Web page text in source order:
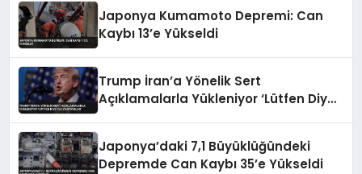
Japonya Kumamoto Depremi: Can
Kaybı 13’e Yükseldi
Trump İran’a Yönelik Sert
Açıklamalarla Yükleniyor ‘Lütfen Diye
Japonya’daki 7,1 Büyüklüğündeki
Depremde Can Kaybı 35’e Yükseldi